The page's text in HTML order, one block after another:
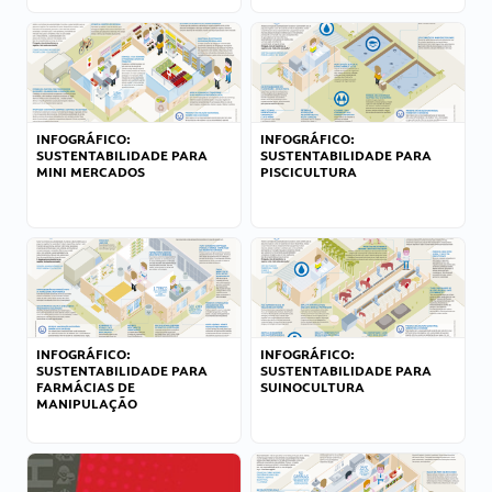
INFOGRÁFICO:
SUSTENTABILIDADE PARA
MINI MERCADOS
INFOGRÁFICO:
SUSTENTABILIDADE PARA
PISCICULTURA
INFOGRÁFICO:
SUSTENTABILIDADE PARA
FARMÁCIAS DE
MANIPULAÇÃO
INFOGRÁFICO:
SUSTENTABILIDADE PARA
SUINOCULTURA